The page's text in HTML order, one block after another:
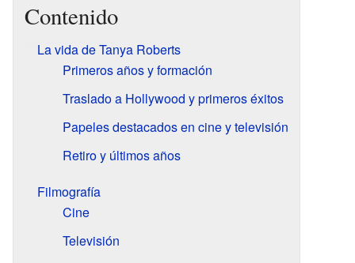
Contenido
La vida de Tanya Roberts
Primeros años y formación
Traslado a Hollywood y primeros éxitos
Papeles destacados en cine y televisión
Retiro y últimos años
Filmografía
Cine
Televisión